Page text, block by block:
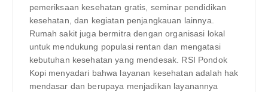
pemeriksaan kesehatan gratis, seminar pendidikan
kesehatan, dan kegiatan penjangkauan lainnya.
Rumah sakit juga bermitra dengan organisasi lokal
untuk mendukung populasi rentan dan mengatasi
kebutuhan kesehatan yang mendesak. RSI Pondok
Kopi menyadari bahwa layanan kesehatan adalah hak
mendasar dan berupaya menjadikan layanannya